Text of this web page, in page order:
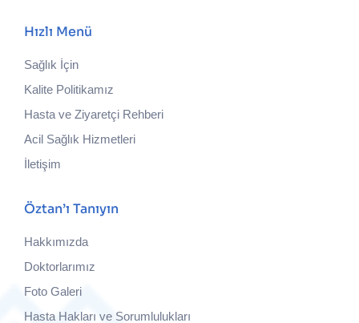
Hızlı Menü
Sağlık İçin
Kalite Politikamız
Hasta ve Ziyaretçi Rehberi
Acil Sağlık Hizmetleri
İletişim
Öztan’ı Tanıyın
Hakkımızda
Doktorlarımız
Foto Galeri
Hasta Hakları ve Sorumlulukları